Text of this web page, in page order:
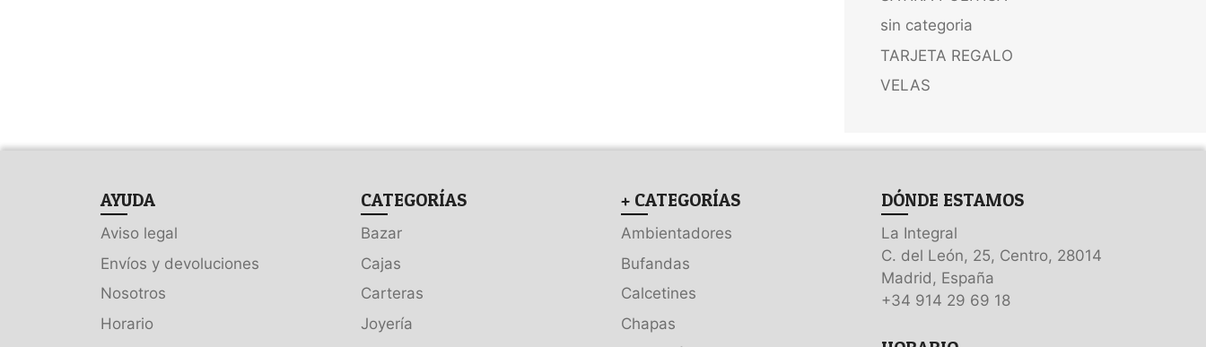
sin categoria
TARJETA REGALO
VELAS
AYUDA
Aviso legal
Envíos y devoluciones
Nosotros
Horario
CATEGORÍAS
Bazar
Cajas
Carteras
Joyería
+ CATEGORÍAS
Ambientadores
Bufandas
Calcetines
Chapas
DÓNDE ESTAMOS
La Integral
C. del León, 25, Centro, 28014
Madrid, España
+34 914 29 69 18